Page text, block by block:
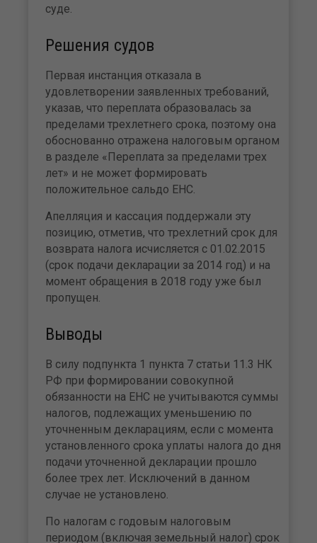
суде.
Решения судов
Первая инстанция отказала в
удовлетворении заявленных требований,
указав, что переплата образовалась за
пределами трехлетнего срока, поэтому она
обоснованно отражена налоговым органом
в разделе «Переплата за пределами трех
лет» и не может формировать
положительное сальдо ЕНС.
Апелляция и кассация поддержали эту
позицию, отметив, что трехлетний срок для
возврата налога исчисляется с 01.02.2015
(срок подачи декларации за 2014 год) и на
момент обращения в 2018 году уже был
пропущен.
Выводы
В силу подпункта 1 пункта 7 статьи 11.3 НК
РФ при формировании совокупной
обязанности на ЕНС не учитываются суммы
налогов, подлежащих уменьшению по
уточненным декларациям, если с момента
установленного срока уплаты налога до дня
подачи уточненной декларации прошло
более трех лет. Исключений в данном
случае не установлено.
По налогам с годовым налоговым
периодом (включая земельный налог) срок